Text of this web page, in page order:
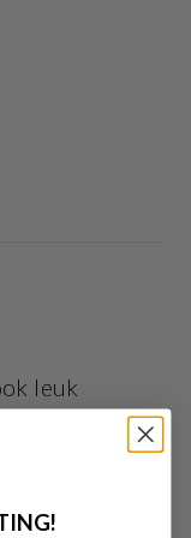
sieraden zijn ook
leuk